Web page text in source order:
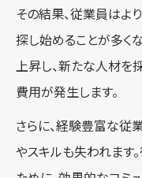
その結果、従業員はよ
探し始めることが多く
上昇し、新たな人材を
費用が発生します。
さらに、経験豊富な従
やスキルも失われます